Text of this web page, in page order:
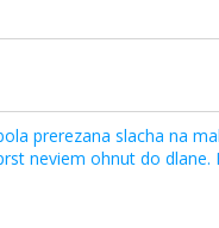
prerezana slacha na
neviem ohnut do